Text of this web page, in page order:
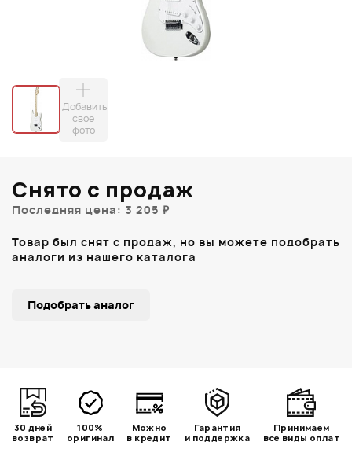
Добавить
свое
фото
Снято с продаж
Последняя цена: 3 205 ₽
Товар был снят с продаж, но вы можете подобрать
аналоги из нашего каталога
Подобрать аналог
30 дней
возврат
100%
оригинал
Можно
в кредит
Гарантия
и поддержка
Принимаем
все виды оплат